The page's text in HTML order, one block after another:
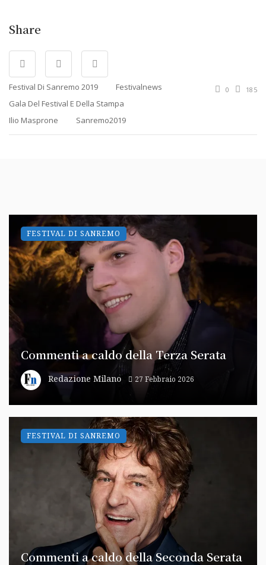
Share
Festival Di Sanremo 2019
Festivalnews
Gala Del Festival E Della Stampa
Ilio Masprone
Sanremo2019
0 185
Commenti a caldo della Terza Serata
Redazione Milano 27 Febbraio 2026
FESTIVAL DI SANREMO
Commenti a caldo della Seconda Serata
FESTIVAL DI SANREMO